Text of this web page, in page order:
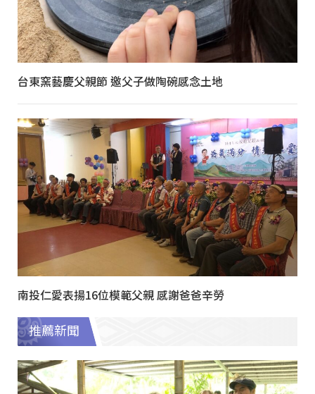
台東窯藝慶父親節 邀父子做陶碗感念土地
南投仁愛表揚16位模範父親 感謝爸爸辛勞
推薦新聞